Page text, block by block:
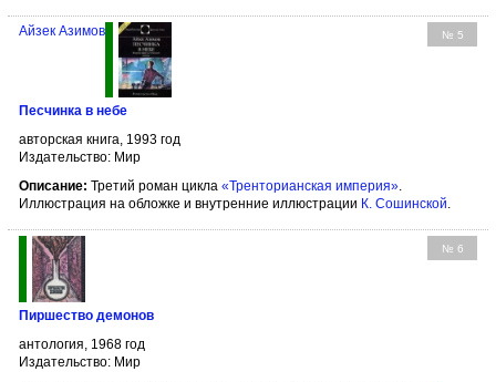
№ 5
Айзек Азимов
Песчинка в небе
авторская книга, 1993 год
Издательство: Мир
Описание: Третий роман цикла «Тренторианская империя».
Иллюстрация на обложке и внутренние иллюстрации К. Сошинской.
№ 6
Пиршество демонов
антология, 1968 год
Издательство: Мир